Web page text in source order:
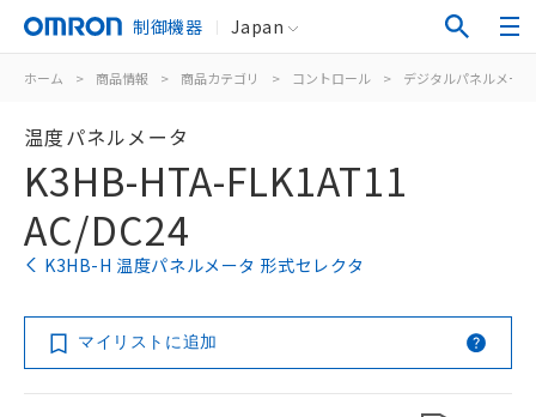
制御機器 Japan
ホーム > 商品情報 > 商品カテゴリ > コントロール > デジタルパネルメータ
温度パネルメータ
K3HB-HTA-FLK1AT11
AC/DC24
K3HB-H 温度パネルメータ 形式セレクタ
マイリストに追加